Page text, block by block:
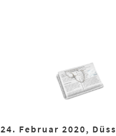
24. Februar 2020,